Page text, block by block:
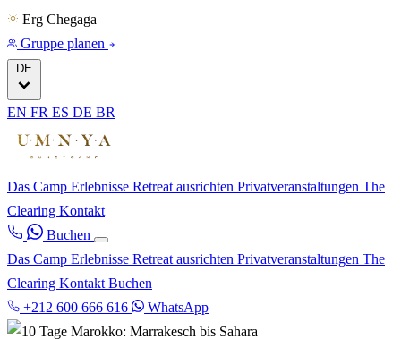
Erg Chegaga
Gruppe planen
DE
EN FR ES DE BR
Das Camp Erlebnisse Retreat ausrichten Privatveranstaltungen The
Clearing Kontakt
Buchen
Das Camp Erlebnisse Retreat ausrichten Privatveranstaltungen The
Clearing Kontakt Buchen
+212 600 666 616
WhatsApp